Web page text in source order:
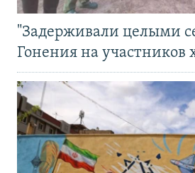
"Задерживали целыми
Гонения на участников